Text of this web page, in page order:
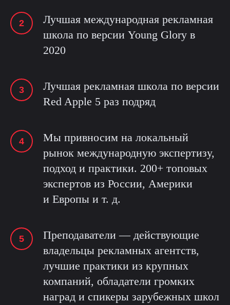
Лучшая международная рекламная
школа по версии Young Glory в
2020
Лучшая рекламная школа по версии
Red Apple 5 раз подряд
Мы привносим на локальный
рынок международную экспертизу,
подход и практики. 200+ топовых
экспертов из России, Америки
и Европы и т. д.
Преподаватели — действующие
владельцы рекламных агентств,
лучшие практики из крупных
компаний, обладатели громких
наград и спикеры зарубежных школ